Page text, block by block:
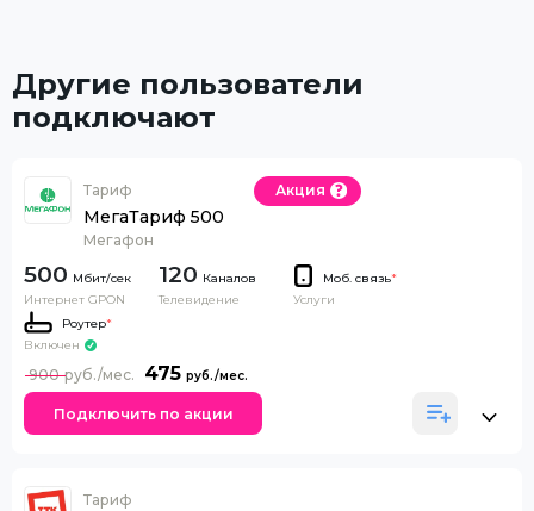
Другие пользователи
подключают
Тариф
МегаТариф 500
Мегафон
Акция
500
Интернет GPON
120 Каналов
Телевидение
Моб. связь*
Услуги
Роутер*
Включен
475
900
Подключить по акции
Тариф